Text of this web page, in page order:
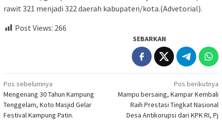
rawit 321 menjadi 322 daerah kabupaten/kota.(Advetorial).
Post Views: 266
SEBARKAN
Navigasi
pos
Pos sebelumnya
Mengenang 30 Tahun Kampung
Tenggelam, Koto Masjid Gelar
Festival Kampung Patin.
Pos berikutnya
Mampu bersaing, Kampar Kembali
Raih Prestasi Tingkat Nasional
Desa Antikorupsi dari KPK RI, Pj